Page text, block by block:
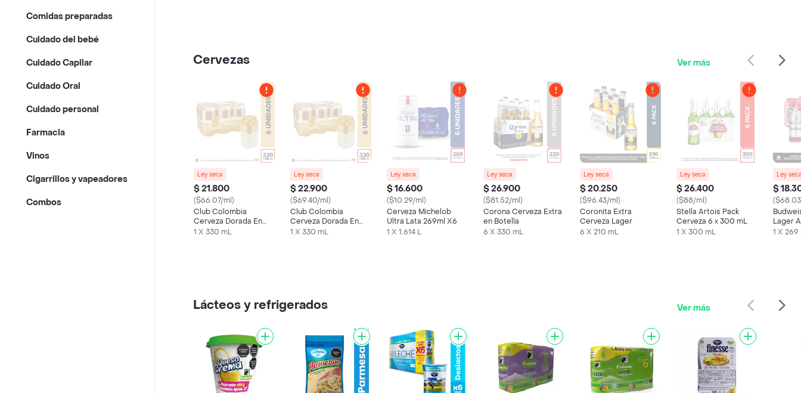
Comidas preparadas
Cuidado del bebé
Cuidado Capilar
Cuidado Oral
Cuidado personal
Farmacia
Vinos
Cigarrillos y vapeadores
Combos
Cervezas Ver más
Ley seca
$ 21.800
($66.07/ml)
Club Colombia
Cerveza Dorada En
Lata 330 ML X6 Unds
1 X 330 mL
Ley seca
$ 22.900
($69.40/ml)
Club Colombia
Cerveza Dorada En
Lata 330 ML X6 Unds
1 X 330 mL
Ley seca
$ 16.600
($10.29/ml)
Cerveza Michelob
Ultra Lata 269ml X6
1 X 1.614 L
Ley seca
$ 26.900
($81.52/ml)
Corona Cerveza Extra
en Botella
6 X 330 mL
Ley seca
$ 20.250
($96.43/ml)
Coronita Extra
Cerveza Lager
6 X 210 mL
Ley seca
$ 26.400
($88/ml)
Stella Artois Pack
Cerveza 6 x 300 mL
1 X 300 mL
Ley
$
Lager
Lata
1 X 269
Lácteos y refrigerados Ver más